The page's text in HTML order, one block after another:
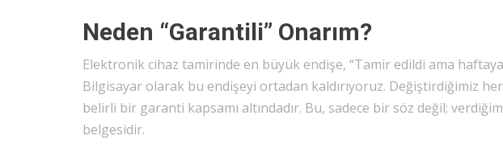
Neden “Garantili” Onarım?
Elektronik cihaz tamirinde en büyük endişe, “Tamir edildi ama haftaya
Bilgisayar olarak bu endişeyi ortadan kaldırıyoruz. Değiştirdiğimiz
belirli bir garanti kapsamı altındadır. Bu, sadece bir söz değil;
belgesidir.